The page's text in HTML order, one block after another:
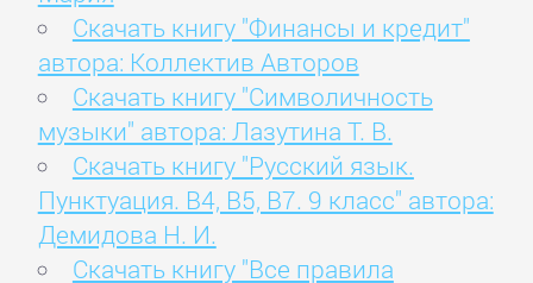
Скачать книгу "Финансы и кредит"
автора: Коллектив Авторов
Скачать книгу "Символичность
музыки" автора: Лазутина Т. В.
Скачать книгу "Русский язык.
Пунктуация. В4, В5, В7. 9 класс" автора:
Демидова Н. И.
Скачать книгу "Все правила